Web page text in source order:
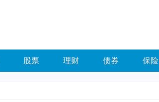
股票 理财 债券 保险